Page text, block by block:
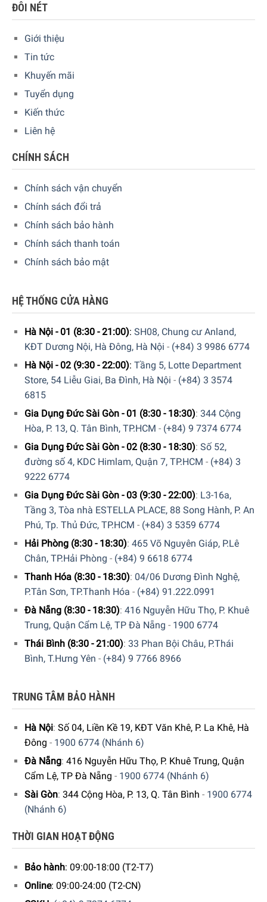
Báo hiệu nước đun sôi bằng tiếng huýt sáo
Sản phẩm
sở hữu tính năng khi nước sôi, ấm đun nước sẽ phát ra
tiếng huýt sáo báo hiệu cho người sử dụng tránh việc rủi ro
về cháy nổ. Ngoài ra, nắp của ấm đun nước WMF có thể
Sản phẩm tương thích với nhiều loại bếp
Ấm Đun Nước Bếp Từ WMF Flötenkessel 2.0L
với các loại bếp – cũng thích hợp cho bếp cảm ứng từ. Từ
những ưu điểm trên, Ấm Đun Nước Bếp Từ WMF
Flötenkessel 2.0L là lựa chọn hợp lý cho những gia đình sử
dụng bếp từ, muốn lựa chọn một sản phẩm có độ bền cao,
đun nước nhanh chóng và tiết kiệm điện năng.
Flötenkessel 2.0L”đang được bày bán tại hệ thống
quốc. Quý vị hãy gọi điện trực tiếp vào
0346996774
để nhận được những tư vấn chi tiết và
đặt mua sản phẩm. Hoặc đặt hàng trực tiếp trên website.
Nhân viên tổng đài của giadungducsaigon sẽ gọi lại để xác
nhận đơn hàng với quý khách.
ĐÔI NÉT
Giới thiệu
Tin tức
Khuyến mãi
Tuyển dụng
Kiến thức
Liên hệ
CHÍNH SÁCH
Chính sách vận chuyển
Chính sách đổi trả
Chính sách bảo hành
Chính sách thanh toán
Chính sách bảo mật
HỆ THỐNG CỬA HÀNG
Hà Nội - 01 (8:30 - 21:00): SH08, Chung cư Anland,
KĐT Dương Nội, Hà Đông, Hà Nội - (+84) 3 9986 6774
Hà Nội - 02 (9:30 - 22:00): Tầng 5, Lotte Department
Store, 54 Liễu Giai, Ba Đình, Hà Nội - (+84) 3 3574
6815
Gia Dụng Đức Sài Gòn - 01 (8:30 - 18:30): 344 Cộng
Hòa, P. 13, Q. Tân Bình, TP.HCM - (+84) 9 7374 6774
Gia Dụng Đức Sài Gòn - 02 (8:30 - 18:30): Số 52,
đường số 4, KDC Himlam, Quận 7, TP.HCM - (+84) 3
9222 6774
Gia Dụng Đức Sài Gòn - 03 (9:30 - 22:00): L3-16a,
Tầng 3, Tòa nhà ESTELLA PLACE, 88 Song Hành, P. An
Phú, Tp. Thủ Đức, TP.HCM - (+84) 3 5359 6774
Hải Phòng (8:30 - 18:30): 465 Võ Nguyên Giáp, P.Lê
Chân, TP.Hải Phòng - (+84) 9 6618 6774
Thanh Hóa (8:30 - 18:30): 04/06 Dương Đình Nghệ,
P.Tân Sơn, TP.Thanh Hóa - (+84) 91.222.0991
Đà Nẵng (8:30 - 18:30): 416 Nguyễn Hữu Thọ, P. Khuê
Trung, Quận Cẩm Lệ, TP Đà Nẵng - 1900 6774
Thái Bình (8:30 - 21:00): 33 Phan Bội Châu, P.Thái
Bình, T.Hưng Yên - (+84) 9 7766 8966
TRUNG TÂM BẢO HÀNH
Hà Nội: Số 04, Liền Kề 19, KĐT Văn Khê, P. La Khê, Hà
Đông - 1900 6774 (Nhánh 6)
Đà Nẵng: 416 Nguyễn Hữu Thọ, P. Khuê Trung, Quận
Cẩm Lệ, TP Đà Nẵng - 1900 6774 (Nhánh 6)
Sài Gòn: 344 Cộng Hòa, P. 13, Q. Tân Bình - 1900 6774
(Nhánh 6)
THỜI GIAN HOẠT ĐỘNG
Bảo hành: 09:00-18:00 (T2-T7)
Online: 09:00-24:00 (T2-CN)